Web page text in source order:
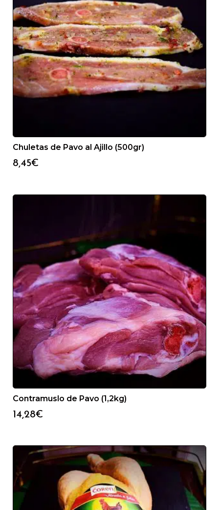
Chuletas de Pavo al Ajillo (500gr)
8,45€
Contramuslo de Pavo (1,2kg)
14,28€